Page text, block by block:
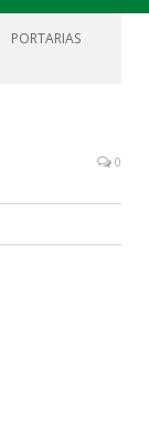
PORTARIAS
0